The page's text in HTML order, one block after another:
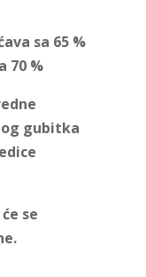
sa 65 %
70 %
gubitka
se